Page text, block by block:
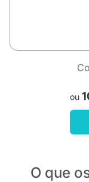
ou
O que